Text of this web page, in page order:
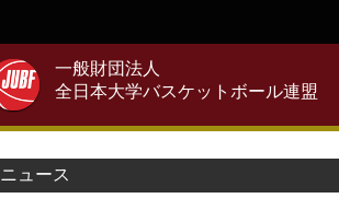
一般財団法人
全日本大学バスケットボール連盟
ニュース